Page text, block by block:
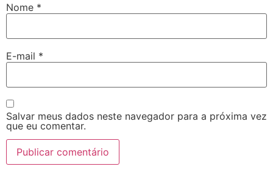
Nome *
E-mail *
Salvar meus dados neste navegador para a próxima vez
que eu comentar.